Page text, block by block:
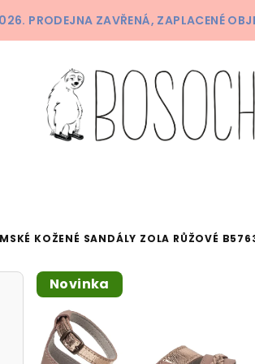
PRODEJNA ZAVŘENÁ, ZAPLACENÉ
KOŽENÉ SANDÁLY ZOLA RŮŽOVÉ
Novinka